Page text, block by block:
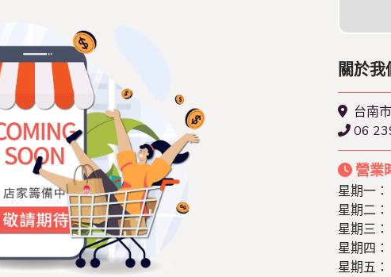
關於我
台南
06
營業
星期一：
星期二：
星期三：
星期四：
星期五：